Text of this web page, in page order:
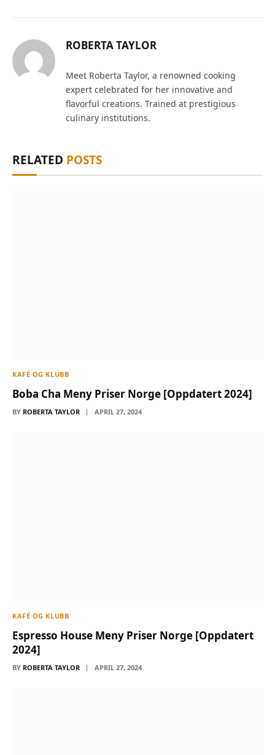
ROBERTA TAYLOR
Meet Roberta Taylor, a renowned cooking
expert celebrated for her innovative and
flavorful creations. Trained at prestigious
culinary institutions.
RELATED POSTS
KAFÉ OG KLUBB
Boba Cha Meny Priser Norge [Oppdatert 2024]
BY ROBERTA TAYLOR APRIL 27, 2024
KAFÉ OG KLUBB
Espresso House Meny Priser Norge [Oppdatert
2024]
BY ROBERTA TAYLOR APRIL 27, 2024